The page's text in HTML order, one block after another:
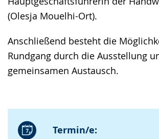
(Olesja Mouelhi-Ort).
Anschließend besteht die
Rundgang durch die Ausstellung
gemeinsamen Austausch.
Termin/e: